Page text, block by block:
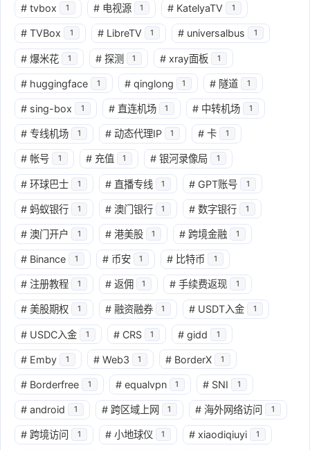
# tvbox 1 # 电视源 1 # KatelyaTV 1
# TVBox 1 # LibreTV 1 # universalbus 1
# 爆米花 1 # 探测 1 # xray面板 1
# huggingface 1 # qinglong 1 # 隧道 1
# sing-box 1 # 直连机场 1 # 中转机场 1
# 专线机场 1 # 动态代理IP 1 # 卡 1
# 帐号 1 # 充值 1 # 银河录像局 1
# 环球巴士 1 # 直播专线 1 # GPT账号 1
# 蚂蚁银行 1 # 澳门银行 1 # 数字银行 1
# 澳门开户 1 # 港美股 1 # 跨境金融 1
# Binance 1 # 币安 1 # 比特币 1
# 注册教程 1 # 返佣 1 # 手续费返现 1
# 美股期权 1 # 融资融券 1 # USDT入金 1
# USDC入金 1 # CRS 1 # gidd 1
# Emby 1 # Web3 1 # BorderX 1
# Borderfree 1 # equalvpn 1 # SNI 1
# android 1 # 跨区域上网 1 # 海外网络访问 1
# 跨境访问 1 # 小地球仪 1 # xiaodiqiuyi 1